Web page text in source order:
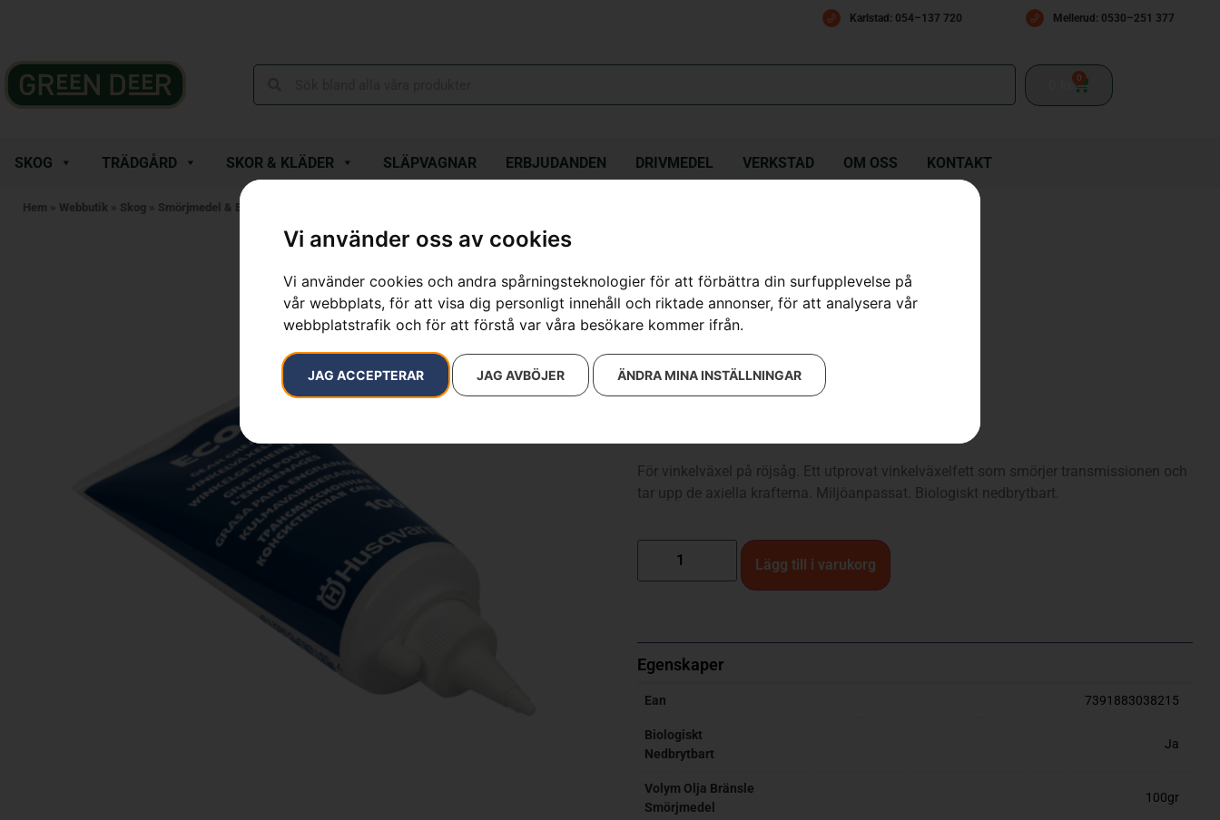
Vi använder oss av cookies
Vi använder cookies och andra spårningsteknologier för att förbättra din surfupplevelse på
vår webbplats, för att visa dig personligt innehåll och riktade annonser, för att analysera vår
webbplatstrafik och för att förstå var våra besökare kommer ifrån.
JAG ACCEPTERAR JAG AVBÖJER ÄNDRA MINA INSTÄLLNINGAR
Karlstad: 054–137 720 Mellerud: 0530–251 377
kr 0
SKOG TRÄDGÅRD SKOR & KLÄDER SLÄPVAGNAR ERBJUDANDEN DRIVMEDEL VERKSTAD OM OSS KONTAKT
Hem » Webbutik » Skog » Smörjmedel & Bränsle
Vinkelväxelfett, ECO
Artikelnummer:
Kategorier:
139kr
För vinkelväxel på röjsåg. Ett utprovat vinkelväxelfett som smörjer transmissionen och
tar upp de axiella krafterna. Miljöanpassat. Biologiskt nedbrytbart.
Lägg till i varukorg
Egenskaper
Ean 7391883038215
Biologiskt
Nedbrytbart
Ja
Volym Olja Bränsle
Smörjmedel
100gr